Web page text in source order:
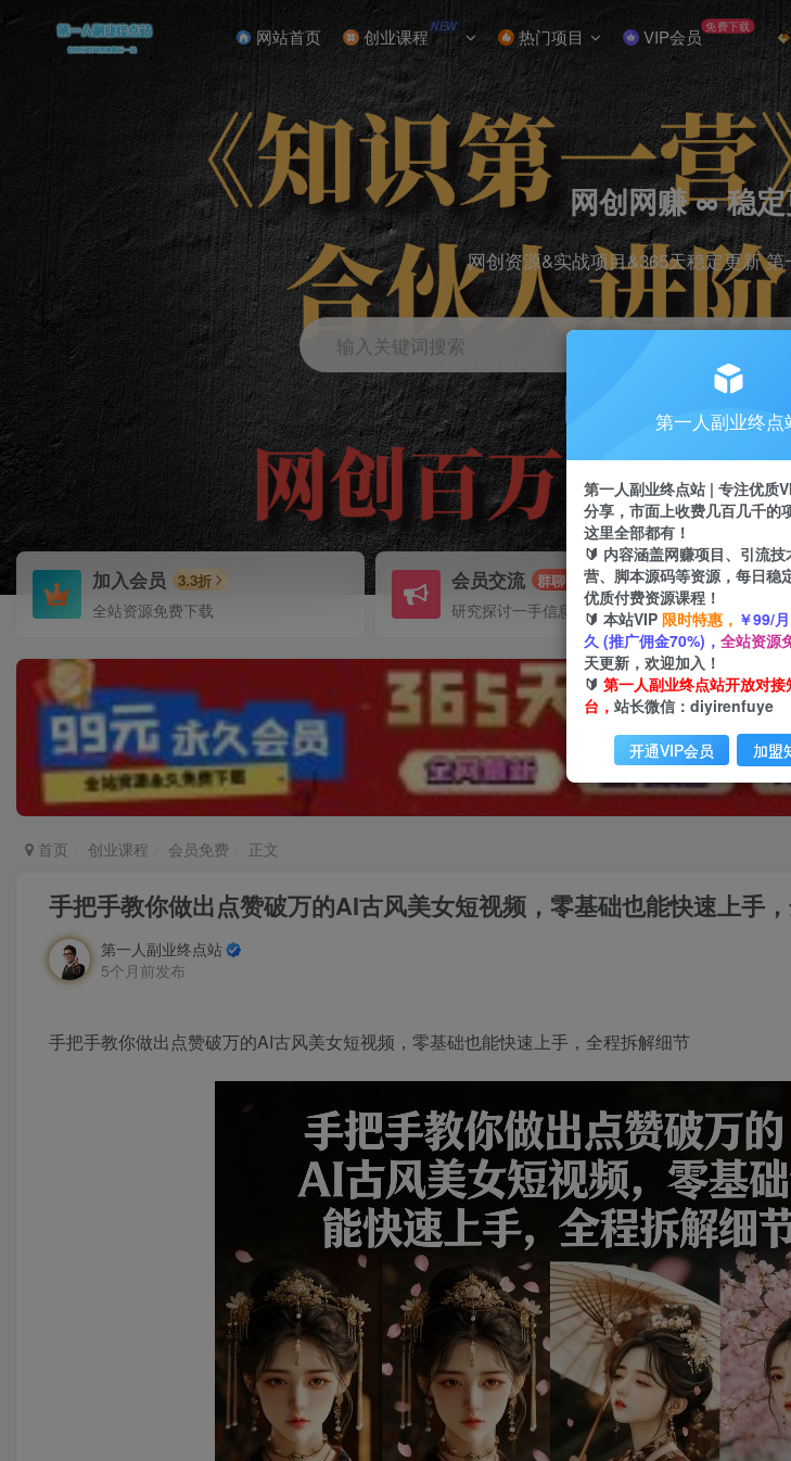
网站首页 创业课程NEW 热门项目 VIP会员 免费下载
网创网赚 ∞ 稳
网创资源&实战项目&365天稳定更新
输入关键词搜索
引流 剪辑 短
加入会员 3.3折
全站资源免费下载
会员交流 群聊
研究探讨一手信息差
首页 创业课程 会员免费 正文
手把手教你做出点赞破万的AI古风美女短视频，零基础也能快速上手
第一人副业终点站
5个月前发布
手把手教你做出点赞破万的AI古风美女短视频，零基础也能快速上手，全程拆解细节
第一人副业终点
第一人副业终点站 | 专注优质
分享，市面上收费几百几千的
这里全部都有！
🔰 内容涵盖网赚项目、引流
营、脚本源码等资源，每日稳
优质付费资源课程！
🔰 本站VIP 限时特惠， ￥99/
久 (推广佣金70%)， 全站资源
天更新，欢迎加入！
🔰 第一人副业终点站开放对接
台， 站长微信：diyirenfuye
开通VIP会员 加盟